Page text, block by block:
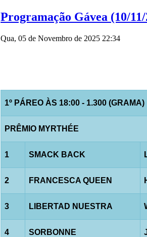
Programação Gávea (10/
Qua, 05 de Novembro de 2025 22:34
1º PÁREO ÀS 18:00 - 1.300 (GRAMA)
PRÊMIO MYRTHÉE
1 SMACK BACK
2 FRANCESCA QUEEN
3 LIBERTAD NUESTRA
4 SORBONNE